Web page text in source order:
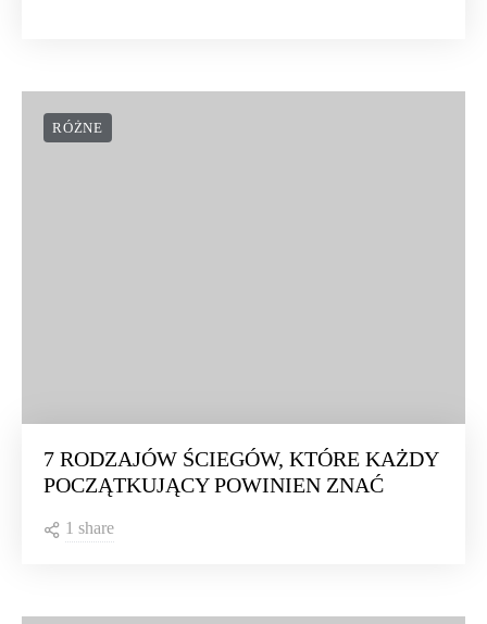
RÓŻNE
7 RODZAJÓW ŚCIEGÓW, KTÓRE KAŻDY
POCZĄTKUJĄCY POWINIEN ZNAĆ
1 share